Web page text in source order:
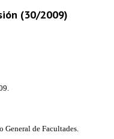
(30/2009)
General de Facultades.